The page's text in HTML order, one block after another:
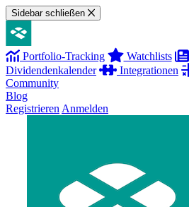
Sidebar schließen
Portfolio-Tracking Watchlists
Dividendenkalender
Integrationen
Community
Blog
Registrieren Anmelden